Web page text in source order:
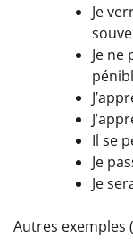
Je
Je
Il se
Je
Je
Autres exemples